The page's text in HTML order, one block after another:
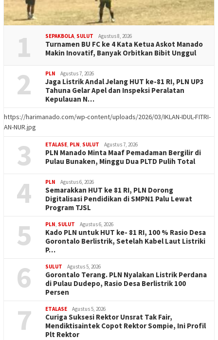
1 SEPAKBOLA, SULUT Agustus 8, 2026
Turnamen BU FC ke 4 Kata Ketua Askot Manado
Makin Inovatif, Banyak Orbitkan Bibit Unggul
2 PLN Agustus 7, 2026
Jaga Listrik Andal Jelang HUT ke-81 RI, PLN UP3
Tahuna Gelar Apel dan Inspeksi Peralatan
Kepulauan N…
https://harimanado.com/wp-content/uploads/2026/03/IKLAN-IDUL-FITRI-
AN-NUR.jpg
3 ETALASE, PLN, SULUT Agustus 7, 2026
PLN Manado Minta Maaf Pemadaman Bergilir di
Pulau Bunaken, Minggu Dua PLTD Pulih Total
4 PLN Agustus 6, 2026
Semarakkan HUT ke 81 RI, PLN Dorong
Digitalisasi Pendidikan di SMPN1 Palu Lewat
Program TJSL
5 PLN, SULUT Agustus 6, 2026
Kado PLN untuk HUT ke- 81 RI, 100 % Rasio Desa
Gorontalo Berlistrik, Setelah Kabel Laut Listriki
P…
6 SULUT Agustus 5, 2026
Gorontalo Terang. PLN Nyalakan Listrik Perdana
di Pulau Dudepo, Rasio Desa Berlistrik 100
Persen
7 ETALASE Agustus 5, 2026
Curiga Suksesi Rektor Unsrat Tak Fair,
Mendiktisaintek Copot Rektor Sompie, Ini Profil
Plt Rektor